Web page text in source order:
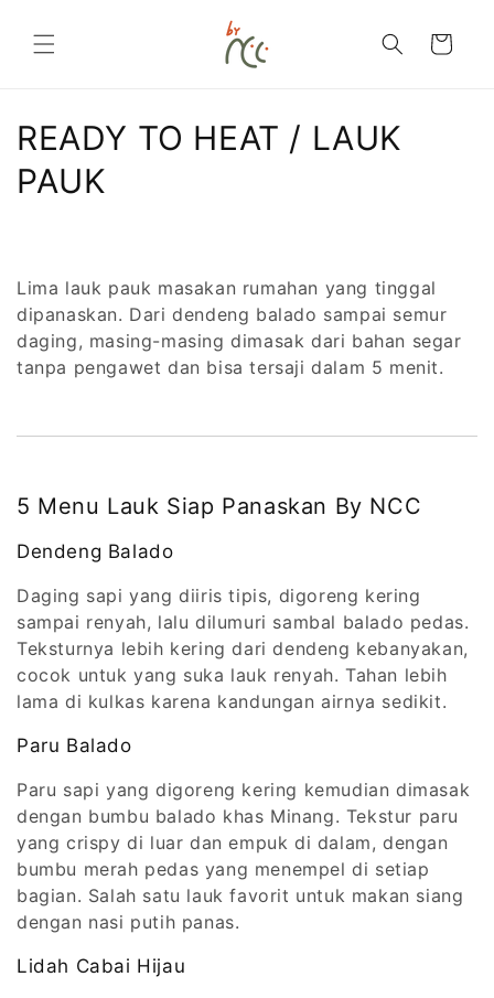
konten
Keranjang
K
o
k
s
:
READY TO HEAT / LAUK
PAUK
Lima lauk pauk masakan rumahan yang tinggal
dipanaskan. Dari dendeng balado sampai semur
daging, masing-masing dimasak dari bahan segar
tanpa pengawet dan bisa tersaji dalam 5 menit.
5 Menu Lauk Siap Panaskan By NCC
Dendeng Balado
Daging sapi yang diiris tipis, digoreng kering
sampai renyah, lalu dilumuri sambal balado pedas.
Teksturnya lebih kering dari dendeng kebanyakan,
cocok untuk yang suka lauk renyah. Tahan lebih
lama di kulkas karena kandungan airnya sedikit.
Paru Balado
Paru sapi yang digoreng kering kemudian dimasak
dengan bumbu balado khas Minang. Tekstur paru
yang crispy di luar dan empuk di dalam, dengan
bumbu merah pedas yang menempel di setiap
bagian. Salah satu lauk favorit untuk makan siang
dengan nasi putih panas.
Lidah Cabai Hijau